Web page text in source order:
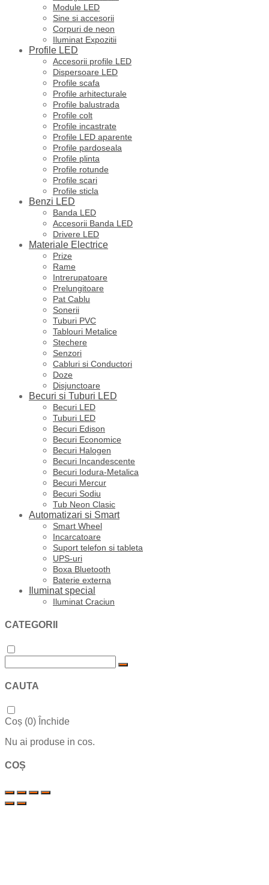
Module LED
Sine si accesorii
Corpuri de neon
Iluminat Expozitii
Profile LED
Accesorii profile LED
Dispersoare LED
Profile scafa
Profile arhitecturale
Profile balustrada
Profile colt
Profile incastrate
Profile LED aparente
Profile pardoseala
Profile plinta
Profile rotunde
Profile scari
Profile sticla
Benzi LED
Banda LED
Accesorii Banda LED
Drivere LED
Materiale Electrice
Prize
Rame
Intrerupatoare
Prelungitoare
Pat Cablu
Sonerii
Tuburi PVC
Tablouri Metalice
Stechere
Senzori
Cabluri si Conductori
Doze
Disjunctoare
Becuri si Tuburi LED
Becuri LED
Tuburi LED
Becuri Edison
Becuri Economice
Becuri Halogen
Becuri Incandescente
Becuri Iodura-Metalica
Becuri Mercur
Becuri Sodiu
Tub Neon Clasic
Automatizari si Smart
Smart Wheel
Incarcatoare
Suport telefon si tableta
UPS-uri
Boxa Bluetooth
Baterie externa
Iluminat special
Iluminat Craciun
CATEGORII
CAUTA
Coș (0) Închide
Nu ai produse in cos.
COȘ